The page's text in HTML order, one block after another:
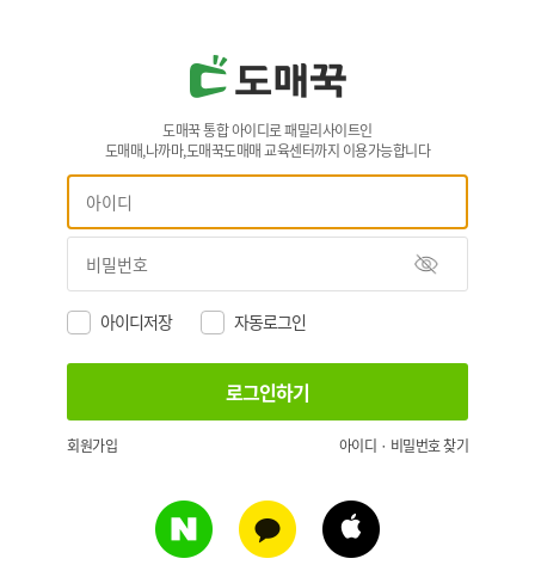
도매꾹 통합 아이디로 패밀리사이트인
도매매,나까마,도매꾹도매매 교육센터까지 이용가능합니다
아이디저장 자동로그인
회원가입 아이디 · 비밀번호 찾기